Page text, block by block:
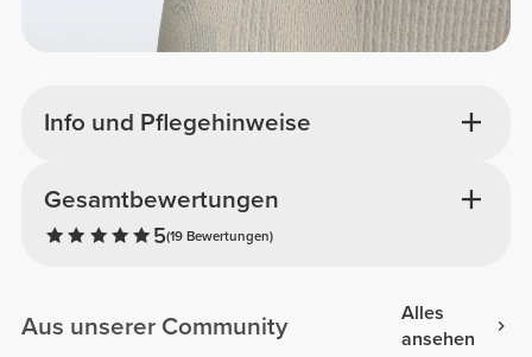
Info und Pflegehinweise
Gesamtbewertungen
5(19 Bewertungen)
Aus unserer Community
Alles
ansehen